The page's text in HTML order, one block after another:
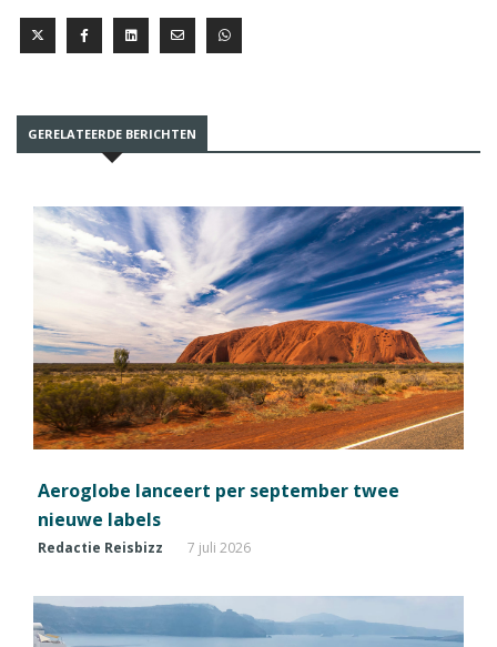
GERELATEERDE BERICHTEN
Aeroglobe lanceert per september twee
nieuwe labels
Redactie Reisbizz 7 juli 2026